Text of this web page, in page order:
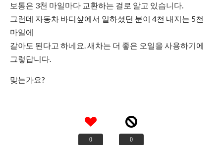
보통은 3천 마일마다 교환하는 걸로 알고 있습니다.
그런데 자동차 바디샆에서 일하셨던 분이 4천 내지는 5천
마일에
갈아도 된다고 하네요. 새차는 더 좋은 오일을 사용하기에
그렇답니다.
맞는가요?
0 0